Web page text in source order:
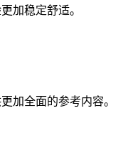
加稳定舒适。
加全面的参考内容。